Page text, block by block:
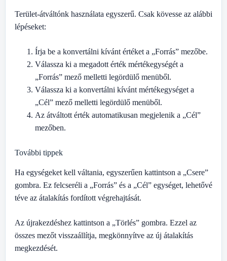
Terület-átváltónk használata egyszerű. Csak kövesse az alábbi
lépéseket:
Írja be a konvertálni kívánt értéket a „Forrás” mezőbe.
Válassza ki a megadott érték mértékegységét a
„Forrás” mező melletti legördülő menüből.
Válassza ki a konvertálni kívánt mértékegységet a
„Cél” mező melletti legördülő menüből.
Az átváltott érték automatikusan megjelenik a „Cél”
mezőben.
További tippek
Ha egységeket kell váltania, egyszerűen kattintson a „Csere”
gombra. Ez felcseréli a „Forrás” és a „Cél” egységet, lehetővé
téve az átalakítás fordított végrehajtását.
Az újrakezdéshez kattintson a „Törlés” gombra. Ezzel az
összes mezőt visszaállítja, megkönnyítve az új átalakítás
megkezdését.